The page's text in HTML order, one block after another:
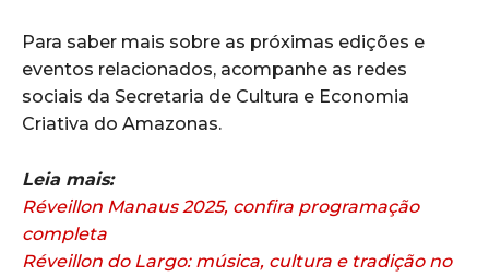
Para saber mais sobre as próximas edições e
eventos relacionados, acompanhe as redes
sociais da Secretaria de Cultura e Economia
Criativa do Amazonas.
Leia mais:
Réveillon Manaus 2025, confira programação
completa
Réveillon do Largo: música, cultura e tradição no